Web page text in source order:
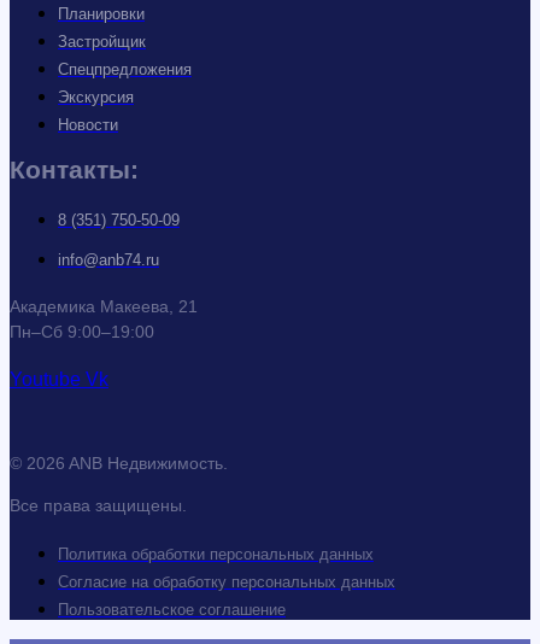
Планировки
Застройщик
Спецпредложения
Экскурсия
Новости
Контакты:
8 (351) 750-50-09
info@anb74.ru
Академика Макеева, 21
Пн–Сб 9:00–19:00
Youtube Vk
© 2026 ANB Недвижимость.
Все права защищены.
Политика обработки персональных данных
Согласие на обработку персональных данных
Пользовательское соглашение